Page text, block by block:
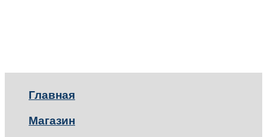
Главная
Магазин